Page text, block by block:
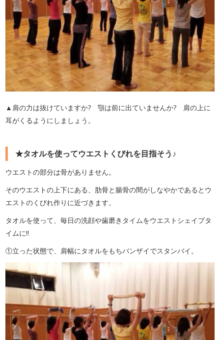
▲肩の力は抜けていますか? 顎は前に出ていませんか? 肩の上に
耳がくるようにしましょう。
★タオルを使ってウエストくびれを目指そう♪
ウエストの部分は骨がありません。
そのウエストの上下にある、肋骨と腸骨の間がしなやかであるとウ
エストのくびれ作りに近づきます。
タオルを使って、毎日の洗顔や歯磨きタイムをウエストシェイプタ
イムに!!
①立った状態で、肩幅にタオルをもちバンザイでスタンバイ。